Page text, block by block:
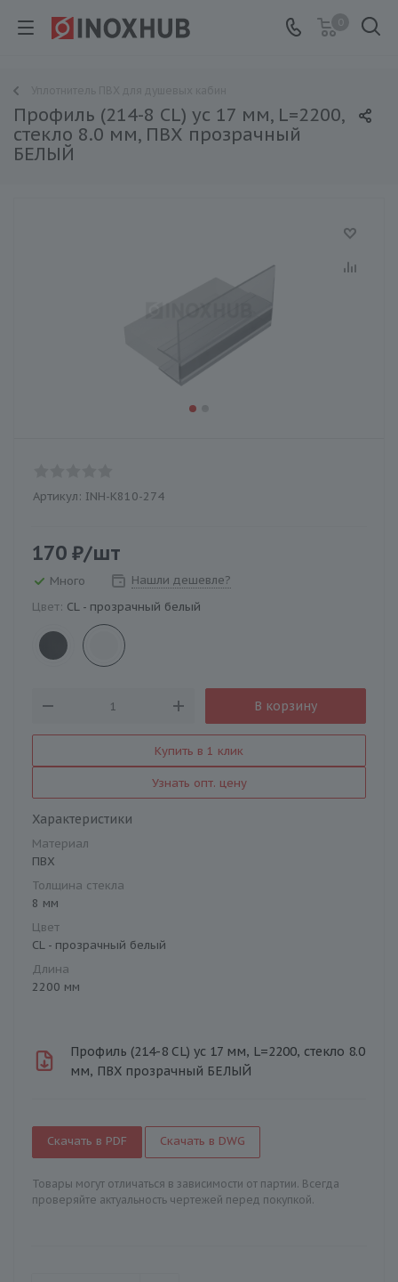
0
Профиль (214-8 CL) ус 17 мм, L=2200,
стекло 8.0 мм, ПВХ прозрачный
БЕЛЫЙ
Артикул: INH-K810-274
170 ₽/шт
Много
Нашли дешевле?
Цвет: CL - прозрачный белый
В корзину
Купить в 1 клик
Узнать опт. цену
Характеристики
Материал
ПВХ
Толщина стекла
8 мм
Цвет
CL - прозрачный белый
Длина
2200 мм
Профиль (214-8 CL) ус 17 мм, L=2200, стекло 8.0
мм, ПВХ прозрачный БЕЛЫЙ
Скачать в PDF Скачать в DWG
Товары могут отличаться в зависимости от партии. Всегда
проверяйте актуальность чертежей перед покупкой.